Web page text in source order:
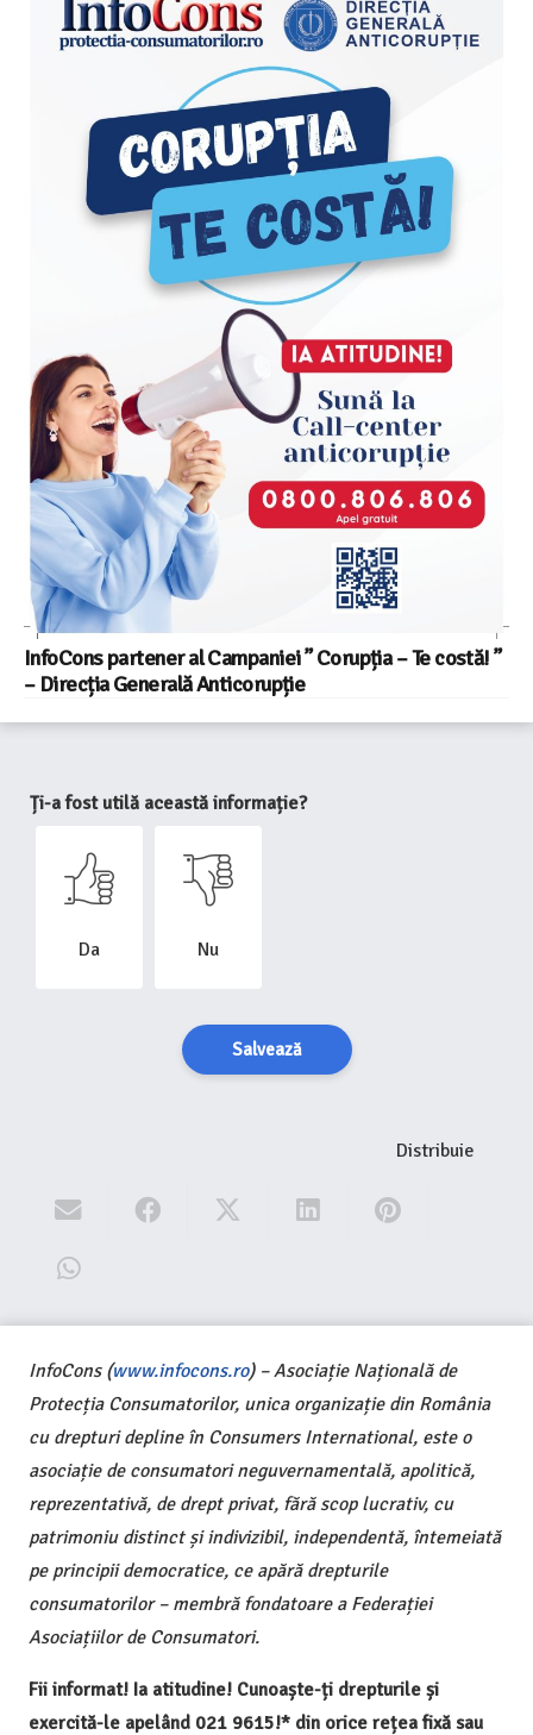
InfoCons partener al Campaniei ” Corupția – Te costă! ”
– Direcția Generală Anticorupție
Ți-a fost utilă această informație?
Da Nu
Salvează
Distribuie
InfoCons (www.infocons.ro) – Asociație Națională de
Protecția Consumatorilor, unica organizație din România
cu drepturi depline în Consumers International, este o
asociație de consumatori neguvernamentală, apolitică,
reprezentativă, de drept privat, fără scop lucrativ, cu
patrimoniu distinct și indivizibil, independentă, întemeiată
pe principii democratice, ce apără drepturile
consumatorilor – membră fondatoare a Federației
Asociațiilor de Consumatori.
Fii informat! Ia atitudine! Cunoaște-ți drepturile și
exercită-le apelând 021 9615!* din orice rețea fixă sau